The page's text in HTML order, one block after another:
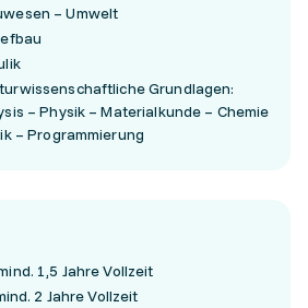
– Umwelt
Grundlagen:
– Physik – Materialkunde – Chemie
– Programmierung
1,5 Jahre Vollzeit
2 Jahre Vollzeit